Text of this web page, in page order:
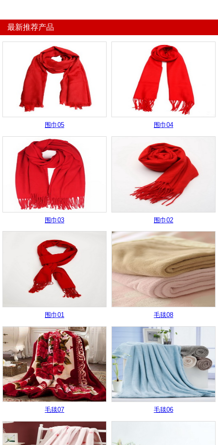
最新推荐产品
围巾05 围巾04
围巾03 围巾02
围巾01 毛毯08
毛毯07 毛毯06